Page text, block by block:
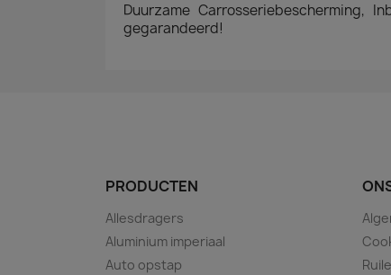
Duurzame Carrosseriebescherming,
gegarandeerd!
PRODUCTEN
Allesdragers
Aluminium imperiaal
Auto opstap